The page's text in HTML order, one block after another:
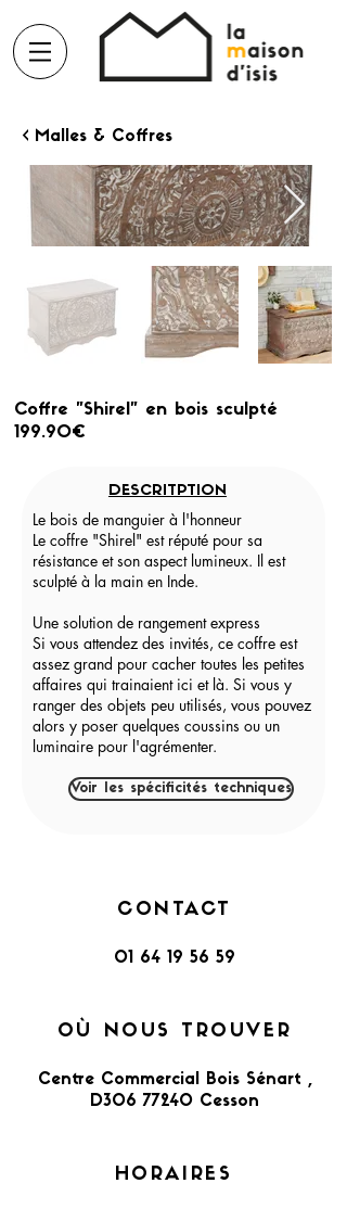
< Malles & Coffres
Coffre "Shirel" en bois sculpté
199.90€
DESCRITPTION
Le bois de manguier à l'honneur
Le coffre "Shirel" est réputé pour sa
résistance et son aspect lumineux. Il est
sculpté à la main en Inde.
Une solution de rangement express
Si vous attendez des invités, ce coffre est
assez grand pour cacher toutes les petites
affaires qui trainaient ici et là. Si vous y
ranger des objets peu utilisés, vous pouvez
alors y poser quelques coussins ou un
luminaire pour l'agrémenter.
Voir les spécificités techniques
CONTACT
01 64 19 56 59
OÙ NOUS TROUVER
Centre Commercial Bois Sénart ,
D306 77240 Cesson​
HORAIRES